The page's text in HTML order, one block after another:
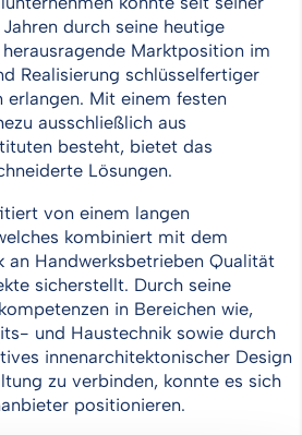
durch seine heutige
Marktposition im
Realisierung schlüsselfertiger
erlangen. Mit einem festen
ausschließlich aus
besteht, bietet das
Lösungen.
von einem langen
kombiniert mit dem
an Handwerksbetrieben Qualität
sicherstellt. Durch seine
in Bereichen wie,
und Haustechnik sowie durch
innenarchitektonischer Design
zu verbinden, konnte es sich
positionieren.